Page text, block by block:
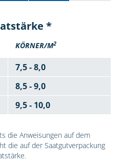
*
KÖRNER/M2
7,5 - 8,0
8,5 - 9,0
9,5 - 10,0
die Anweisungen auf dem
die auf der Saatgutverpackung